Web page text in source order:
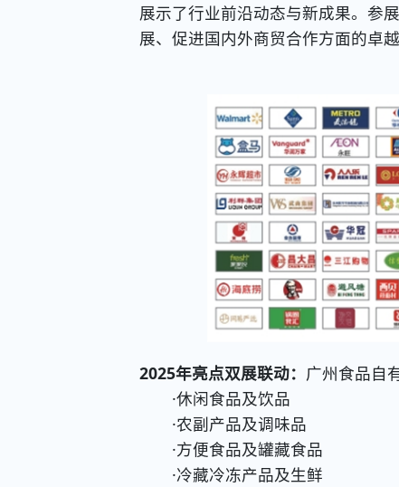
展示了行业前沿动态与新成果。参
展、促进国内外商贸合作方面的卓
2025年亮点双展联动： 广州食品自
·休闲食品及饮品
·农副产品及调味品
·方便食品及罐藏食品
·冷藏冷冻产品及生鲜